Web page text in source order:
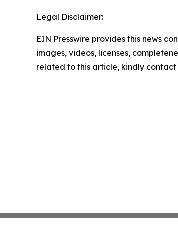
Legal Disclaimer:
EIN Presswire provides this news
images, videos, licenses,
related to this article, kindly